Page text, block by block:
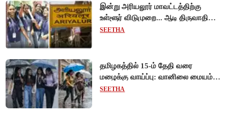
இன்று அரியலூர் மாவட்டத்திற்கு
உள்ளூர் விடுமுறை... ஆடி திருவாதிரை
கொண்டாட்டம்!
SEETHA
தமிழகத்தில் 15-ம் தேதி வரை
மழைக்கு வாய்ப்பு: வானிலை மையம்
அறிவிப்பு!
SEETHA